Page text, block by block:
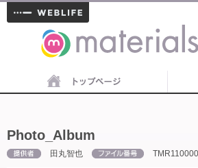
materials
Photo_Album
田丸智也